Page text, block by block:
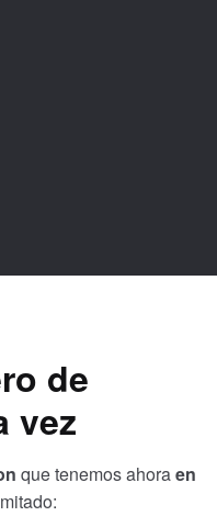
de
vez
que tenemos ahoraen